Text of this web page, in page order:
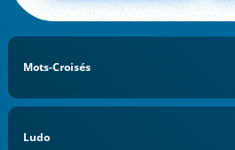
Mots-Croisés
Ludo